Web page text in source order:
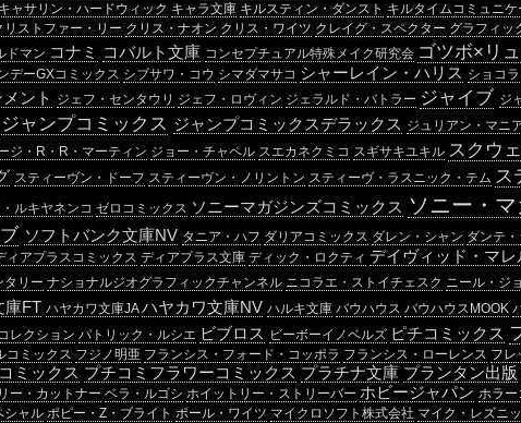
キャサリン・ハードウィック キャラ文庫 キルスティン・ダンスト キルタイムコミュニケ
リストファー・リー クリス・ナオン クリス・ワイツ クレイグ・スペクター グラフィッ
ドマン コナミ コバルト文庫 コンセプチュアル特殊メイク研究会 ゴツボ×リ
デーGXコミックス シブサワ・コウ シマダマサコ シャーレイン・ハリス ショコ
ント ジェフ・センタウリ ジェフ・ロヴィン ジェラルド・バトラー ジャイブ ジ
ジャンプコミックス ジャンプコミックスデラックス ジュリアン・マニ
ジ・R・R・マーティン ジョー・チャペル スエカネクミコ スギサキユキル スクウ
スティーヴン・ドーフ スティーヴン・ノリントン スティーヴ・ラスニック・テム ス
ルキヤネンコ ゼロコミックス ソニーマガジンズコミックス ソニー・
ソフトバンク文庫NV タニア・ハフ ダリアコミックス ダレン・シャン ダンテ
ィアプラスコミックス ディアプラス文庫 ディック・ロクティ デイヴィッド・マレ
タリー ナショナルジオグラフィックチャンネル ニコラエ・ストイチェスク ニール・ジ
庫FT ハヤカワ文庫JA ハヤカワ文庫NV ハルキ文庫 バウハウス バウハウスMOOK
レクション パトリック・ルシエ ビブロス ビーボーイノベルズ ピチコミックス
コミックス フジノ明亜 フランシス・フォード・コッポラ フランシス・ローレンス フレ
ミックス プチコミフラワーコミックス プラチナ文庫 プランタン出版
ー・カットナー ベラ・ルゴシ ホイットリー・ストリーバー ホビージャパン ホラー
シャル ポピー・Z・ブライト ポール・ワイツ マイクロソフト株式会社 マイク・レズニ